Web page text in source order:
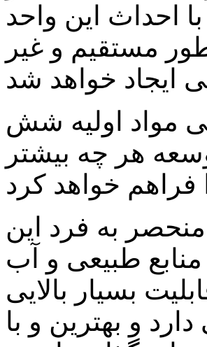
احداث این واحد
نفر به طور مستقیم و غیر
مواد اولیه شش
هر چه بیشتر
به فرد این
طبیعی و آب
بسیار بالایی
و بهترین و با